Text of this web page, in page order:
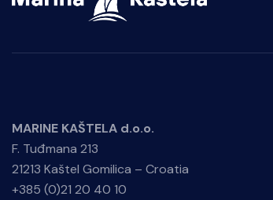
MARINE KAŠTELA d.o.o.
F. Tuđmana 213
21213 Kaštel Gomilica – Croatia
+385 (0)21 20 40 10